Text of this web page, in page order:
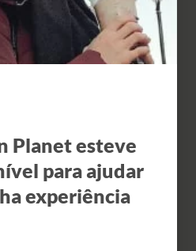
Planet esteve
para ajudar
experiência